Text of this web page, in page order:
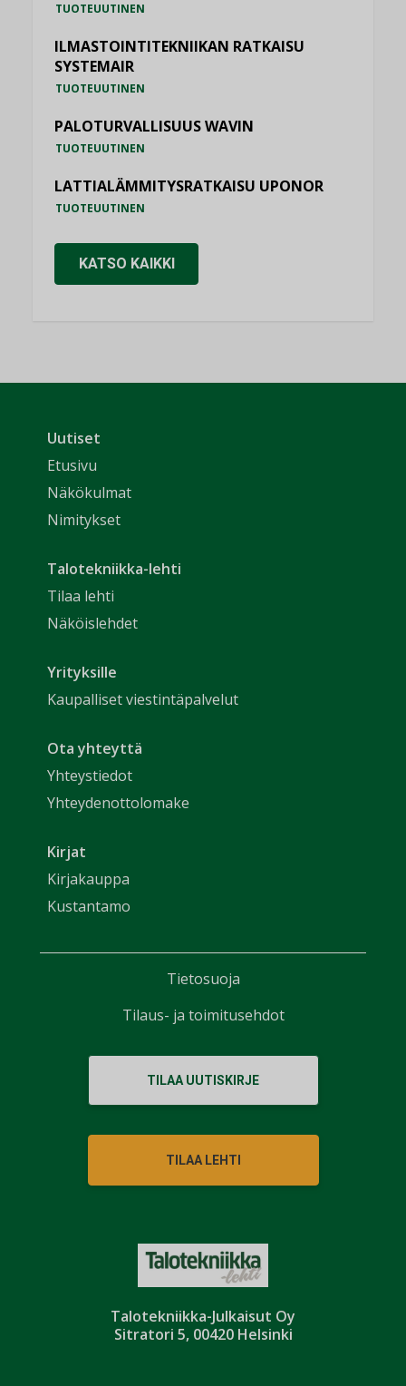
TUOTEUUTINEN
ILMASTOINTITEKNIIKAN RATKAISU
SYSTEMAIR
TUOTEUUTINEN
PALOTURVALLISUUS WAVIN
TUOTEUUTINEN
LATTIALÄMMITYSRATKAISU UPONOR
TUOTEUUTINEN
KATSO KAIKKI
Talotekniikka-Julkaisut Oy
Sitratori 5, 00420 Helsinki
Uutiset
Etusivu
Näkökulmat
Nimitykset
Talotekniikka-lehti
Tilaa lehti
Näköislehdet
Yrityksille
Kaupalliset viestintäpalvelut
Ota yhteyttä
Yhteystiedot
Yhteydenottolomake
Kirjat
Kirjakauppa
Kustantamo
TILAA UUTISKIRJE
TILAA LEHTI
Tietosuoja
Tilaus- ja toimitusehdot